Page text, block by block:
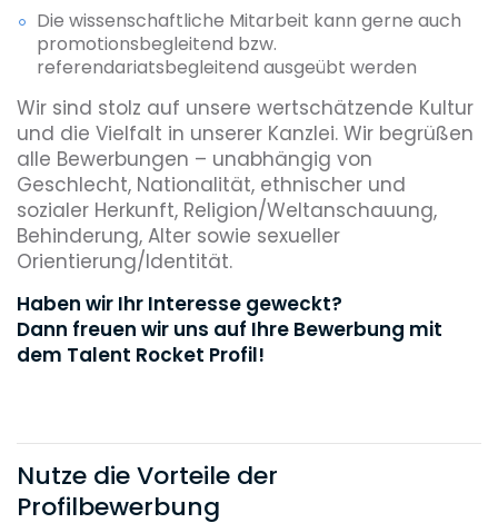
Die wissenschaftliche Mitarbeit kann gerne auch
promotionsbegleitend bzw.
referendariatsbegleitend ausgeübt werden
Wir sind stolz auf unsere wertschätzende Kultur
und die Vielfalt in unserer Kanzlei. Wir begrüßen
alle Bewerbungen – unabhängig von
Geschlecht, Nationalität, ethnischer und
sozialer Herkunft, Religion/Weltanschauung,
Behinderung, Alter sowie sexueller
Orientierung/Identität.
Haben wir Ihr Interesse geweckt?
Dann freuen wir uns auf Ihre Bewerbung mit
dem Talent Rocket Profil!
Nutze die Vorteile der
Profilbewerbung